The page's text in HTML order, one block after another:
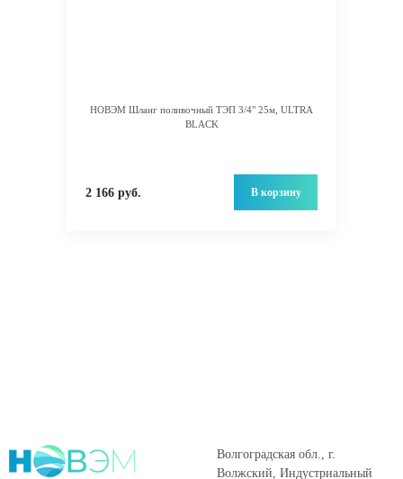
НОВЭМ Шланг поливочный ТЭП 3/4" 25м, ULTRA
BLACK
2 166 руб. В корзину
Волгоградская обл., г.
Волжский, Индустриальный